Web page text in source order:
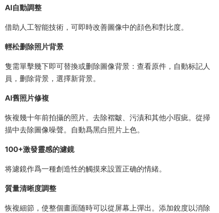
AI自動調整
借助人工智能技術，可即時改善圖像中的顔色和對比度。
輕松删除照片背景
隻需單擊幾下即可替換或删除圖像背景：查看原件，自動标記人
員，删除背景，選擇新背景。
AI舊照片修複
恢複幾十年前拍攝的照片。去除褶皺、污漬和其他小瑕疵。從掃
描中去除圖像噪聲。自動爲黑白照片上色。
100+激發靈感的濾鏡
将濾鏡作爲一種創造性的觸摸來設置正确的情緒。
質量清晰度調整
恢複細節，使整個畫面随時可以從屏幕上彈出。添加銳度以消除